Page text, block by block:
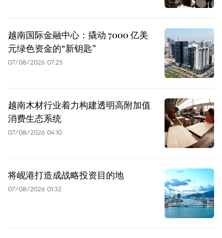
越南国际金融中心：撬动 7000 亿美
元绿色资金的“新钥匙”
07/08/2026 07:25
越南木材行业着力构建透明高附加值
消费生态系统
07/08/2026 04:10
将岘港打造成战略投资目的地
07/08/2026 01:32